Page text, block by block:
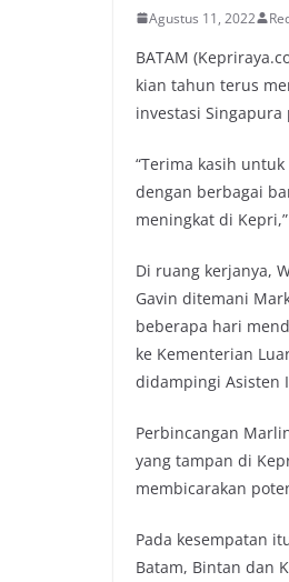
Agustus 11, 2022
BATAM
kian tahun terus
investasi
“Terima kasih
dengan berbagai
meningkat di
Di ruang kerjanya,
Gavin ditemani
beberapa hari
ke Kementerian
didampingi Asisten
Perbincangan
yang tampan di
membicarakan
Pada kesempatan
Batam, Bintan dan